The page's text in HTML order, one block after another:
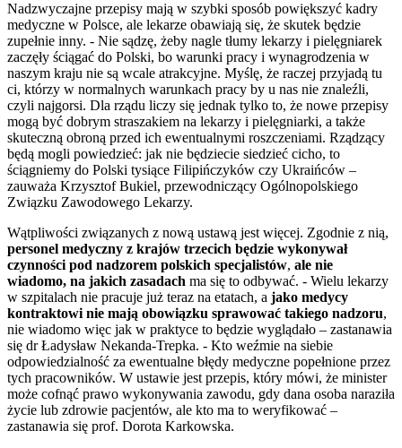
Nadzwyczajne przepisy mają w szybki sposób powiększyć kadry
medyczne w Polsce, ale lekarze obawiają się, że skutek będzie
zupełnie inny. - Nie sądzę, żeby nagle tłumy lekarzy i pielęgniarek
zaczęły ściągać do Polski, bo warunki pracy i wynagrodzenia w
naszym kraju nie są wcale atrakcyjne. Myślę, że raczej przyjadą tu
ci, którzy w normalnych warunkach pracy by u nas nie znaleźli,
czyli najgorsi. Dla rządu liczy się jednak tylko to, że nowe przepisy
mogą być dobrym straszakiem na lekarzy i pielęgniarki, a także
skuteczną obroną przed ich ewentualnymi roszczeniami. Rządzący
będą mogli powiedzieć: jak nie będziecie siedzieć cicho, to
ściągniemy do Polski tysiące Filipińczyków czy Ukraińców –
zauważa Krzysztof Bukiel, przewodniczący Ogólnopolskiego
Związku Zawodowego Lekarzy.
Wątpliwości związanych z nową ustawą jest więcej. Zgodnie z nią,
personel medyczny z krajów trzecich będzie wykonywał
czynności pod nadzorem polskich specjalistów, ale nie
wiadomo, na jakich zasadach ma się to odbywać. - Wielu lekarzy
w szpitalach nie pracuje już teraz na etatach, a jako medycy
kontraktowi nie mają obowiązku sprawować takiego nadzoru,
nie wiadomo więc jak w praktyce to będzie wyglądało – zastanawia
się dr Ładysław Nekanda-Trepka. - Kto weźmie na siebie
odpowiedzialność za ewentualne błędy medyczne popełnione przez
tych pracowników. W ustawie jest przepis, który mówi, że minister
może cofnąć prawo wykonywania zawodu, gdy dana osoba naraziła
życie lub zdrowie pacjentów, ale kto ma to weryfikować –
zastanawia się prof. Dorota Karkowska.